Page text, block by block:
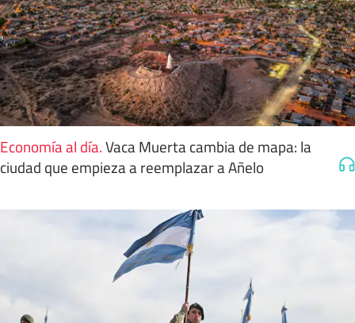
Economía al día.Vaca Muerta cambia de mapa: la
ciudad que empieza a reemplazar a Añelo